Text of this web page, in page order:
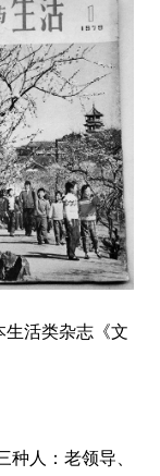
生活类杂志《文
人：老领导、